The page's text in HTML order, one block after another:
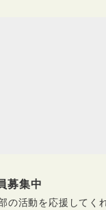
募集中
の活動を応援してく